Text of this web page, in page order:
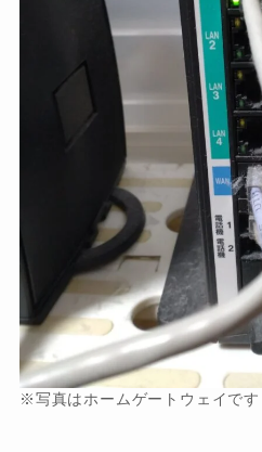
※写真はホームゲートウェイです